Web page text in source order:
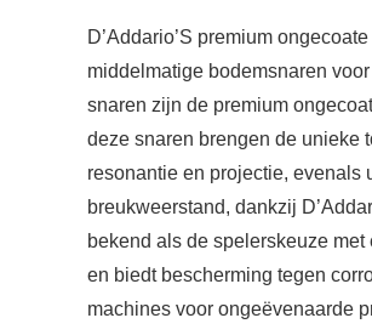
D’Addario’S premium
middelmatige bodemsnaren
snaren zijn de premium
deze snaren brengen de unieke
resonantie en projectie, evenals
breukweerstand, dankzij
bekend als de spelerskeuze
en biedt bescherming tegen
machines voor ongeëvenaarde